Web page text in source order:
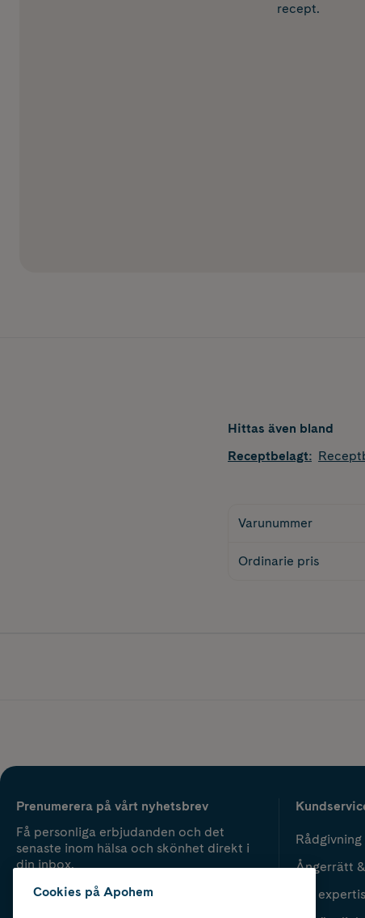
recept.
Hittas även bland
Receptbelagt:
Varunummer
Ordinarie pris
Prenumerera på vårt nyhetsbrev
Få personliga erbjudanden och det
senaste inom hälsa och skönhet direkt i
din inbox.
Ångerrätt
Vår expertis
Cookies på Apohem